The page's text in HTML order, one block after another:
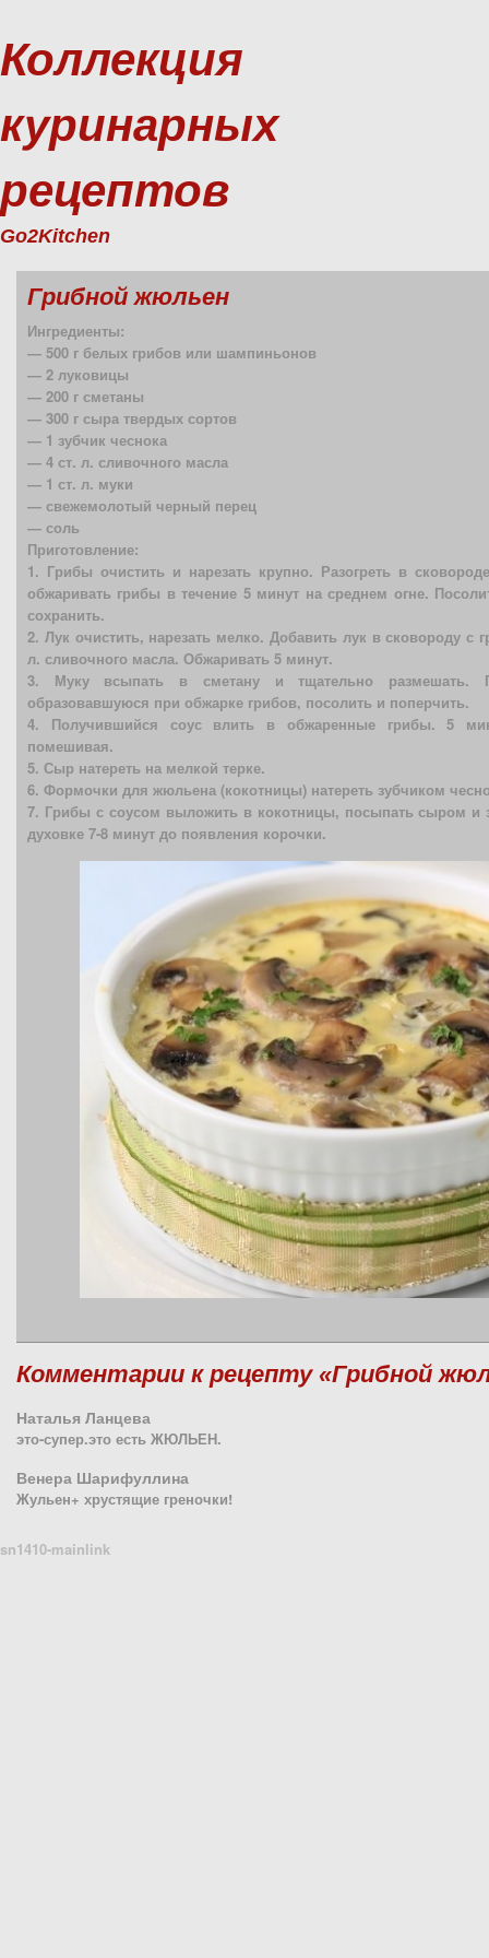
Коллекция
куринарных
рецептов
Go2Kitchen
Грибной жюльен
Ингредиенты:
— 500 г белых грибов или шампиньонов
— 2 луковицы
— 200 г сметаны
— 300 г сыра твердых сортов
— 1 зубчик чеснока
— 4 ст. л. сливочного масла
— 1 ст. л. муки
— свежемолотый черный перец
— соль
Приготовление:
1. Грибы очистить и нарезать крупно. Разогреть в
обжаривать грибы в течение 5 минут на среднем огне.
сохранить.
2. Лук очистить, нарезать мелко. Добавить лук в сковороду с
л. сливочного масла. Обжаривать 5 минут.
3. Муку всыпать в сметану и тщательно размешать.
образовавшуюся при обжарке грибов, посолить и поперчить.
4. Получившийся соус влить в обжаренные грибы. 5
помешивая.
5. Сыр натереть на мелкой терке.
6. Формочки для жюльена (кокотницы) натереть зубчиком
7. Грибы с соусом выложить в кокотницы, посыпать сыром и
духовке 7-8 минут до появления корочки.
Комментарии к рецепту «Грибной
Наталья Ланцева
это-супер.это есть ЖЮЛЬЕН.
Венера Шарифуллина
Жульен+ хрустящие греночки!
sn1410-mainlink